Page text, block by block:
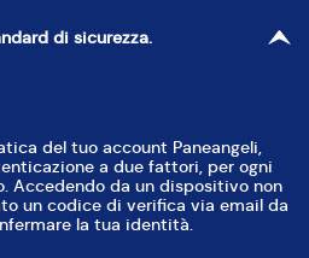
di sicurezza.
del tuo account Paneangeli,
a due fattori, per ogni
Accedendo da un dispositivo non
un codice di verifica via email da
la tua identità.